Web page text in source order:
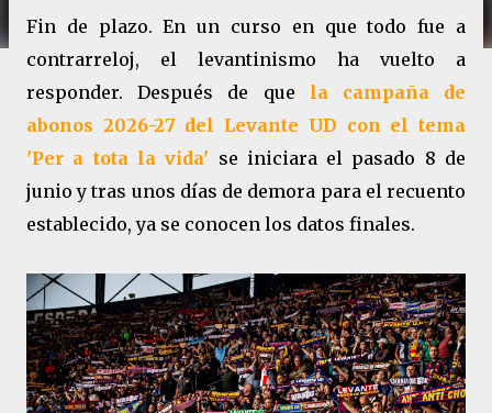
Fin de plazo. En un curso en que todo fue a
contrarreloj, el levantinismo ha vuelto a
responder. Después de que la campaña de
abonos 2026-27 del Levante UD con el tema
'Per a tota la vida' se iniciara el pasado 8 de
junio y tras unos días de demora para el recuento
establecido, ya se conocen los datos finales.